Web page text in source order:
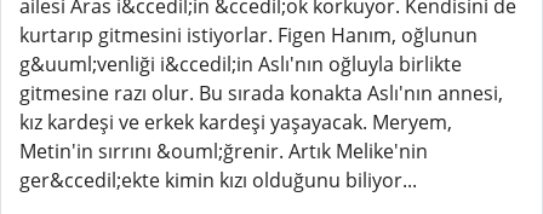
ailesi Aras i&ccedil;in &ccedil;ok korkuyor. Kendisini de
kurtarıp gitmesini istiyorlar. Figen Hanım, oğlunun
g&uuml;venliği i&ccedil;in Aslı'nın oğluyla birlikte
gitmesine razı olur. Bu sırada konakta Aslı'nın annesi,
kız kardeşi ve erkek kardeşi yaşayacak. Meryem,
Metin'in sırrını &ouml;ğrenir. Artık Melike'nin
ger&ccedil;ekte kimin kızı olduğunu biliyor...